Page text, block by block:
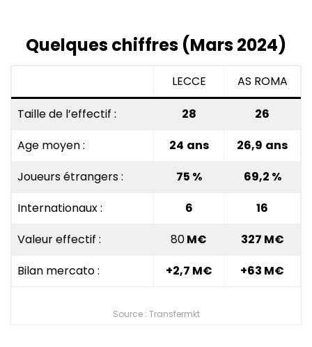
Quelques chiffres (Mars 2024)
LECCE AS ROMA
Taille de l’effectif : 28
26
Age moyen :
24 ans 26,9 ans
Joueurs étrangers :
75 %
69,2 %
Internationaux :
6
16
Valeur effectif :
80M€ 327 M€
Bilan mercato :
+2,7 M€ +63 M€
Source : Transfermkt